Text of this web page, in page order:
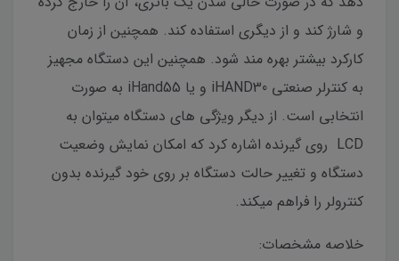
و شارژ کند و از دیگری استفاده کند. همچنین از زمان
کارکرد بیشتر بهره مند شود. همچنین این دستگاه مجهیز
به کنترلر صنعتی iHAND30 و یا iHand55 به صورت
انتخابی است. از دیگر ویژگی های دستگاه میتوان به
LCD روی گیرنده اشاره کرد که امکان نمایش وضعیت
دستگاه و تغییر حالت دستگاه بر روی خود گیرنده بدون
کنترولر را فراهم میکند.
خلاصه مشخصات: